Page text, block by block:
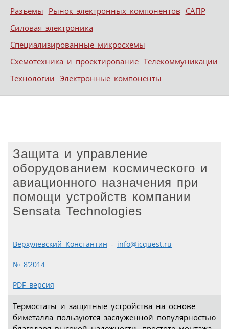
Разъемы Рынок электронных компонентов САПР
Силовая электроника
Специализированные микросхемы
Схемотехника и проектирование Телекоммуникации
Технологии Электронные компоненты
Защита и управление
оборудованием космического и
авиационного назначения при
помощи устройств компании
Sensata Technologies
Верхулевский Константин - info@icquest.ru
№ 8’2014
PDF версия
Термостаты и защитные устройства на основе
биметалла пользуются заслуженной популярностью